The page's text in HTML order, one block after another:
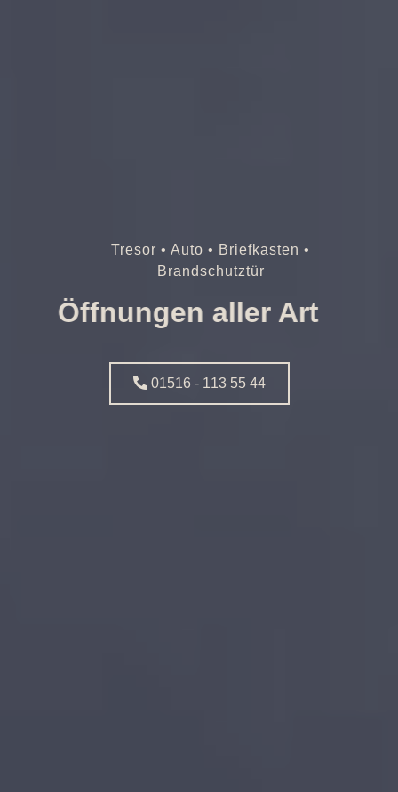
Tresor • Auto • Briefkasten •
Brandschutztür
Öffnungen aller Art
01516 - 113 55 44